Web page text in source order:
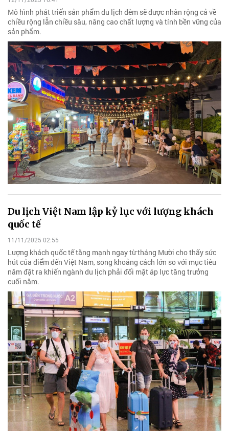
Mô hình phát triển sản phẩm du lịch đêm sẽ được nhân rộng cả về
chiều rộng lẫn chiều sâu, nâng cao chất lượng và tính bền vững của
sản phẩm.
Du lịch Việt Nam lập kỷ lục với lượng khách
quốc tế
11/11/2025 02:55
Lượng khách quốc tế tăng mạnh ngay từ tháng Mười cho thấy sức
hút của điểm đến Việt Nam, song khoảng cách lớn so với mục tiêu
năm đặt ra khiến ngành du lịch phải đối mặt áp lực tăng trưởng
cuối năm.